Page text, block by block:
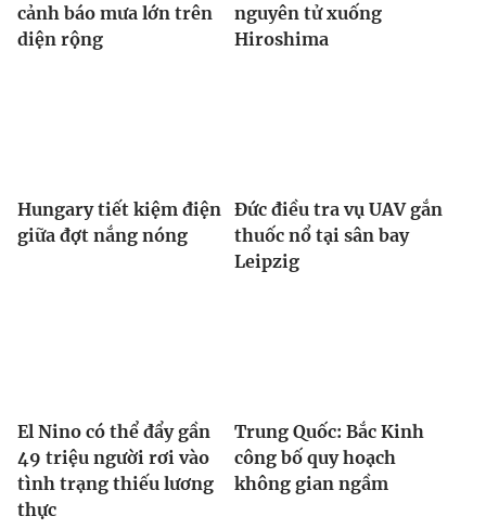
cảnh báo mưa lớn trên
diện rộng
nguyên tử xuống
Hiroshima
Hungary tiết kiệm điện
giữa đợt nắng nóng
Đức điều tra vụ UAV gắn
thuốc nổ tại sân bay
Leipzig
El Nino có thể đẩy gần
49 triệu người rơi vào
tình trạng thiếu lương
thực
Trung Quốc: Bắc Kinh
công bố quy hoạch
không gian ngầm